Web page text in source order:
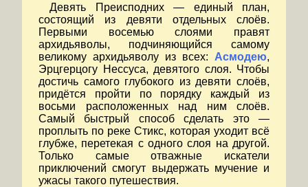
Девять Преисподних — единый план,
состоящий из девяти отдельных слоёв.
Первыми восемью слоями правят
архидьяволы, подчиняющийся самому
великому архидьяволу из всех: Асмодею,
Эрцгерцогу Нессуса, девятого слоя. Чтобы
достичь самого глубокого из девяти слоёв,
придётся пройти по порядку каждый из
восьми расположенных над ним слоёв.
Самый быстрый способ сделать это —
проплыть по реке Стикс, которая уходит всё
глубже, перетекая с одного слоя на другой.
Только самые отважные искатели
приключений смогут выдержать мучение и
ужасы такого путешествия.